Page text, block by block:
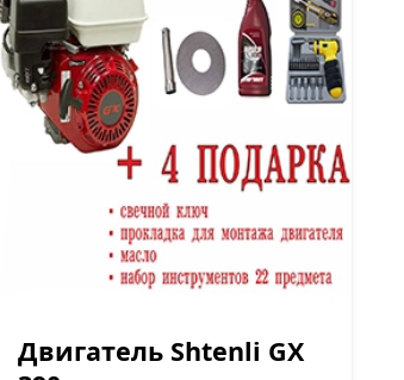
Двигатель Shtenli GX